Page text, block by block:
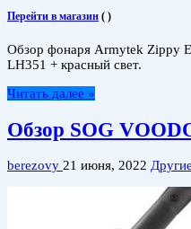
Перейти в магазин ( )
Обзор фонаря Armytek Zippy
LH351 + красный свет.
Читать далее »
Обзор SOG
berezovy 21 июня, 2022